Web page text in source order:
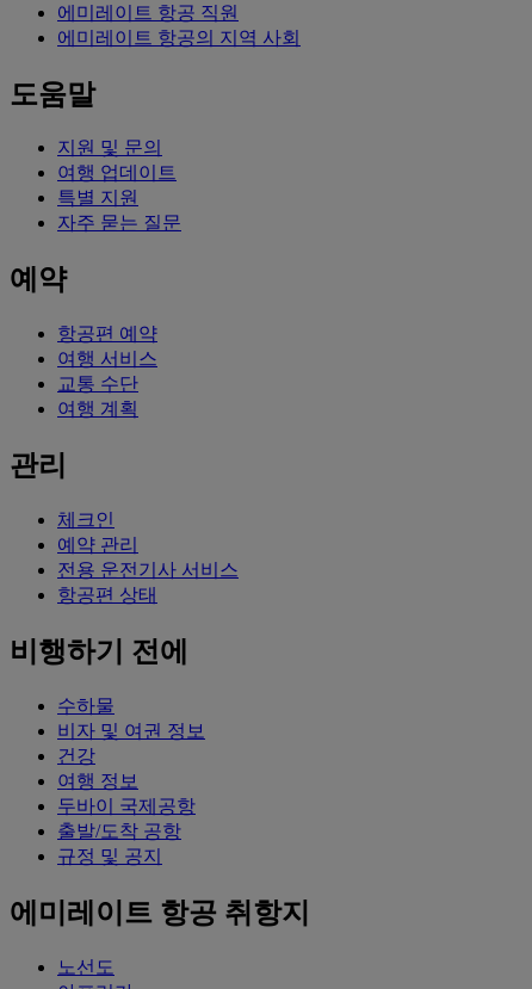
에미레이트 항공 직원
에미레이트 항공의 지역 사회
도움말
지원 및 문의
여행 업데이트
특별 지원
자주 묻는 질문
예약
항공편 예약
여행 서비스
교통 수단
여행 계획
관리
체크인
예약 관리
전용 운전기사 서비스
항공편 상태
비행하기 전에
수하물
비자 및 여권 정보
건강
여행 정보
두바이 국제공항
출발/도착 공항
규정 및 공지
에미레이트 항공 취항지
노선도